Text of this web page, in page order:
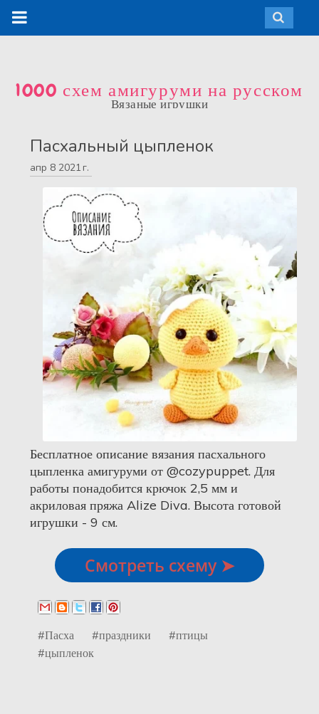
1000 схем амигуруми на русском
Вязаные игрушки
Пасхальный цыпленок
апр 8 2021 г.
Бесплатное описание вязания пасхального
цыпленка амигуруми от @cozypuppet. Для
работы понадобится крючок 2,5 мм и
акриловая пряжа Alize Diva. Высота готовой
игрушки - 9 см.
Смотреть схему ➤
#Пасха #праздники
#птицы
#цыпленок